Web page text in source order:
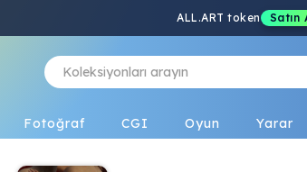
ALL.ART token Satın
Fotoğraf CGI Oyun Yarar